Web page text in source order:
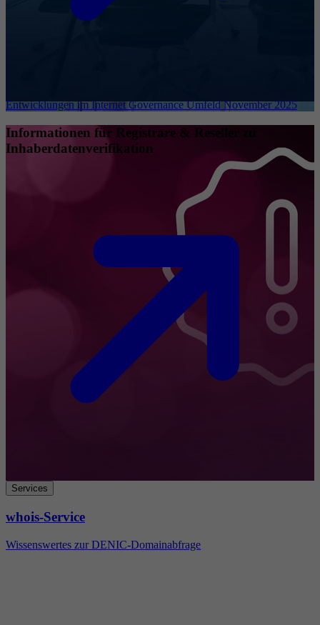
Entwicklungen im Internet Governance Umfeld November 2025
Informationen für Registrare & Reseller zu
Inhaberdatenverifikation
Services
whois-Service
Wissenswertes zur DENIC-Domainabfrage